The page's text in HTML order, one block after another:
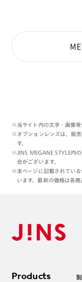
※当サイト内の文字・画像等
※オプションレンズは、販
す。
※JINS MEGANE STYLE内
合がございます。
※本ページに記載されてい
います。最新の価格は各
Products